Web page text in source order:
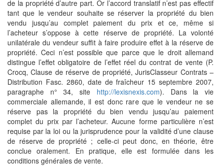
de la propriété d’autre part. Or l’accord translatif n’est pas effectif
tant que le vendeur souhaite se réserver la propriété du bien
vendu jusqu’au complet paiement du prix et ce, même si
l’acheteur s’oppose à cette réserve de propriété. La volonté
unilatérale du vendeur suffit à faire produire effet à la réserve de
propriété. Ceci n’est possible que parce que le droit allemand
distingue l’effet obligatoire de l’effet réel du contrat de vente (P.
Crocq, Clause de réserve de propriété, JurisClasseur Contrats –
Distribution Fasc. 2860, date de fraîcheur 15 septembre 2007,
paragraphe n° 34, site http://lexisnexis.com). Dans la vie
commerciale allemande, il est donc rare que le vendeur ne se
réserve pas la propriété du bien vendu jusqu’au paiement
complet du prix par l’acheteur. Aucune forme particulière n’est
requise par la loi ou la jurisprudence pour la validité d’une clause
de réserve de propriété ; celle-ci peut donc, en théorie, être
conclue oralement. En pratique, elle est formulée dans les
conditions générales de vente.